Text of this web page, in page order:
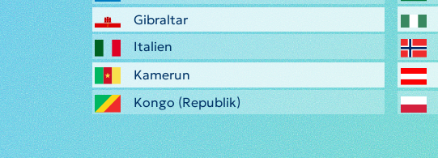
Gibraltar
Italien
Kamerun
Kongo (Republik)